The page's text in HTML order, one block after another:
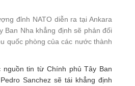
đỉnh NATO diễn ra tại Ankara
Ban Nha khẳng định sẽ phản đối
quốc phòng của các nước thành
nguồn tin từ Chính phủ Tây Ban
Sanchez sẽ tái khẳng định